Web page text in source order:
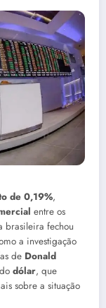
de 0,19%,
entre os
brasileira fechou
a investigação
de Donald
dólar, que
sobre a situação